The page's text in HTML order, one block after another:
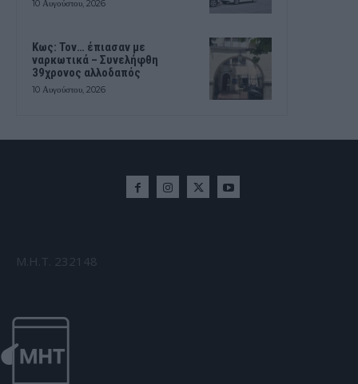
10 Αυγούστου, 2026
Kως: Τον… έπιασαν με
ναρκωτικά – Συνελήφθη
39χρονος αλλοδαπός
10 Αυγούστου, 2026
Μ.Η.Τ. 232148